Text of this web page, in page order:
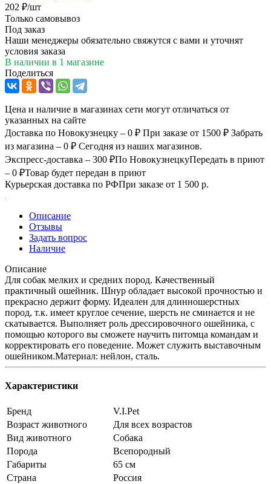
202 ₽/шт
Только самовывоз
Под заказ
Наши менеджеры обязательно свяжутся с вами и уточнят
условия заказа
В наличии в 1 магазине
Поделиться
Цена и наличие в магазинах сети могут отличаться от
указанных на сайте
Доставка по Новокузнецку – 0 ₽ При заказе от 1500 ₽ Забрать
из магазина – 0 ₽ Сегодня из наших магазинов.
Экспресс-доставка – 300 ₽По НовокузнецкуПередать в приют
– 0 ₽Товар будет передан в приют
Курьерская доставка по РФПри заказе от 1 500 р.
Описание
Отзывы
Задать вопрос
Наличие
Описание
Для собак мелких и средних пород. Качественный
практичный ошейник. Шнур обладает высокой прочностью и
прекрасно держит форму. Идеален для длинношерстных
пород, т.к. имеет круглое сечение, шерсть не сминается и не
скатывается. Выполняет роль дрессировочного ошейника, с
помощью которого вы сможете научить питомца командам и
корректировать его поведение. Может служить выставочным
ошейником.Материал: нейлон, сталь.
Характеристики
Бренд
V.I.Pet
Возраст животного
Для всех возрастов
Вид животного
Собака
Порода
Всепородный
Габариты
65 см
Страна
Россия